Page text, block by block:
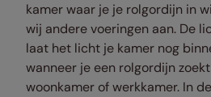
kamer waar je je rolgordijn in
wij andere voeringen aan. De
laat het licht je kamer nog
wanneer je een rolgordijn
woonkamer of werkkamer. In